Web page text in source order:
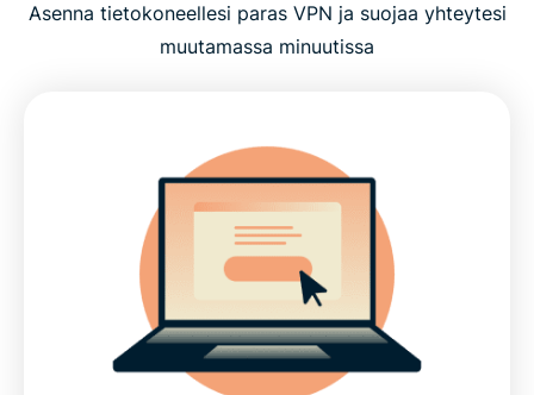
Asenna tietokoneellesi paras VPN ja suojaa yhteytesi
muutamassa minuutissa